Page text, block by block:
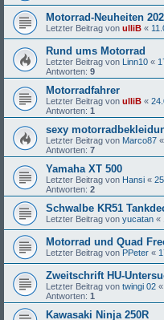
Motorrad-Neuheiten
Letzter Beitrag von ulliB «
Rund ums Motorrad
Letzter Beitrag von Linn10 «
Antworten: 9
Motorradfahrer
Letzter Beitrag von ulliB «
Antworten: 1
sexy
Letzter Beitrag von Marco87 «
Antworten: 7
Yamaha XT 500
Letzter Beitrag von Hansi «
Antworten: 2
Schwalbe KR51
Letzter Beitrag von yucatan «
Motorrad und Quad
Letzter Beitrag von PPeter «
Zweitschrift HU-
Letzter Beitrag von twingi 02 «
Antworten: 1
Kawasaki Ninja 250R